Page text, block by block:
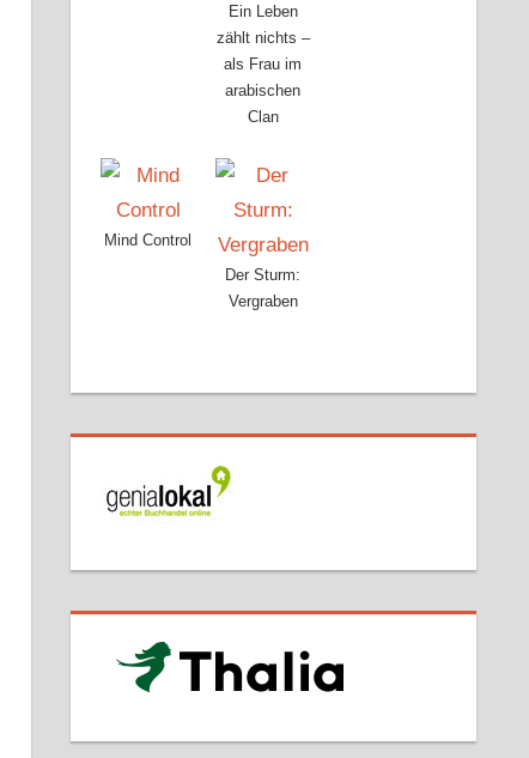
Ein Leben
zählt nichts –
als Frau im
arabischen
Clan
Mind Control
Der Sturm:
Vergraben